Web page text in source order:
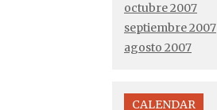
octubre 2007
septiembre 2007
agosto 2007
CALENDAR